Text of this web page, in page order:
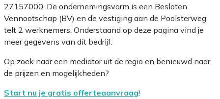
27157000. De ondernemingsvorm is een Besloten
Vennootschap (BV) en de vestiging aan de Poolsterweg
telt 2 werknemers. Onderstaand op deze pagina vind je
meer gegevens van dit bedrijf.
Op zoek naar een mediator uit de regio en benieuwd naar
de prijzen en mogelijkheden?
Start nu je gratis offerteaanvraag!